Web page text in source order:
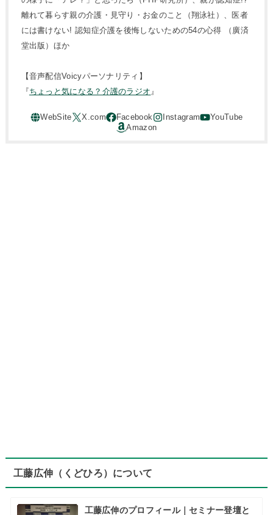
離れて暮らす親の介護・見守り・お金のこと（翔泳社）、医者
には書けない! 認知症介護を後悔しないための54の心得 （廣済
堂出版）ほか
【音声配信Voicyパーソナリティ】
『ちょっと気になる？介護のラジオ』
工藤広伸（くどひろ）について
工藤広伸のプロフィール｜セミナー登壇と